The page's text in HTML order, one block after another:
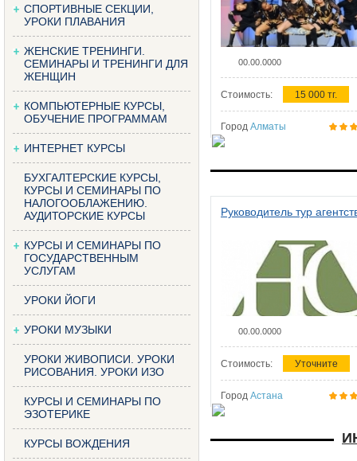
СПОРТИВНЫЕ СЕКЦИИ,
УРОКИ ПЛАВАНИЯ
ЖЕНСКИЕ ТРЕНИНГИ.
СЕМИНАРЫ И ТРЕНИНГИ ДЛЯ
ЖЕНЩИН
КОМПЬЮТЕРНЫЕ КУРСЫ,
ОБУЧЕНИЕ ПРОГРАММАМ
ИНТЕРНЕТ КУРСЫ
БУХГАЛТЕРСКИЕ КУРСЫ,
КУРСЫ И СЕМИНАРЫ ПО
НАЛОГООБЛАЖЕНИЮ.
АУДИТОРСКИЕ КУРСЫ
КУРСЫ И СЕМИНАРЫ ПО
ГОСУДАРСТВЕННЫМ
УСЛУГАМ
УРОКИ ЙОГИ
УРОКИ МУЗЫКИ
УРОКИ ЖИВОПИСИ. УРОКИ
РИСОВАНИЯ. УРОКИ ИЗО
КУРСЫ И СЕМИНАРЫ ПО
ЭЗОТЕРИКЕ
КУРСЫ ВОЖДЕНИЯ
00.00.0000
Стоимость: 15 000 тг.
Город Алматы
Руководитель тур
00.00.0000
Стоимость: Уточните
Город Астана